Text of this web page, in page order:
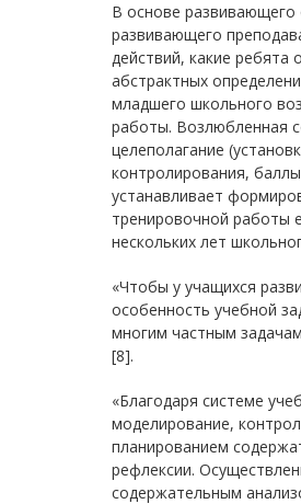
В основе развивающего
развивающего
действий, какие ребята
абстрактных
младшего школьного
работы. Возлюбленная
целеполагание
контролирования,
устанавливает
тренировочной работы
нескольких лет
«Чтобы у учащихся
особенность учебной
многим частным
[8].
«Благодаря системе
моделирование,
планированием
рефлексии.
содержательным